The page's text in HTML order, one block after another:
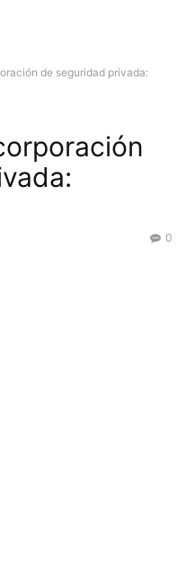
de seguridad privada:
0